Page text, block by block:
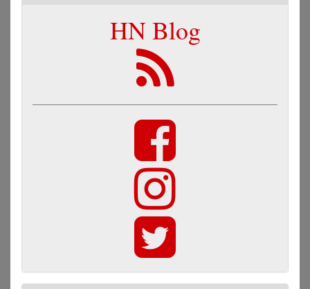
HN Blog